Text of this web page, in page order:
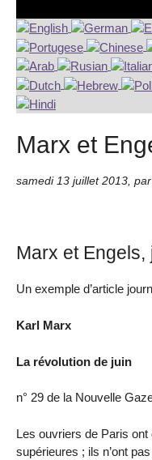
Marx et
samedi 13 juillet 2013 par
Marx et Engels,
Un exemple d’article
Karl Marx
La révolution de juin
n° 29 de la Nouvelle
Les ouvriers de Paris
supérieures ; ils n’ont